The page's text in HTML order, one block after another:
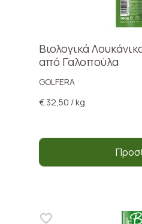
Βιολογικά
από Γαλοπούλα
GOLFERA
€ 32,50 / kg